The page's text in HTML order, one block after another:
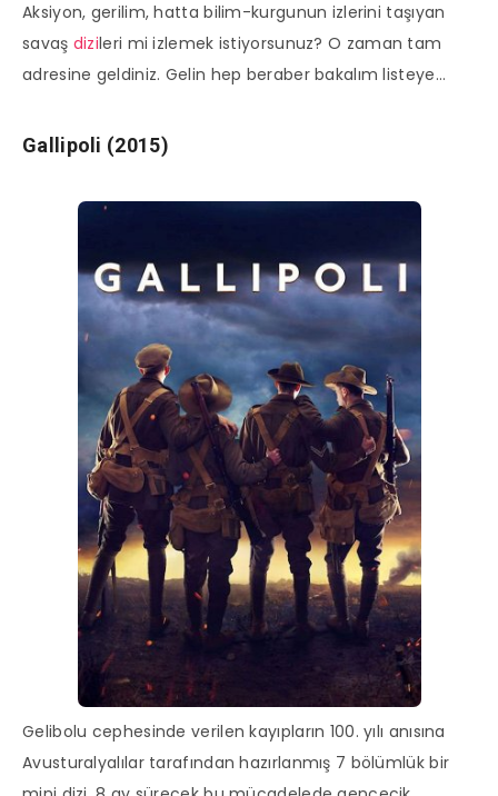
Aksiyon, gerilim, hatta bilim-kurgunun izlerini taşıyan
savaş dizileri mi izlemek istiyorsunuz? O zaman tam
adresine geldiniz. Gelin hep beraber bakalım listeye…
Gallipoli (2015)
Gelibolu cephesinde verilen kayıpların 100. yılı anısına
Avusturalyalılar tarafından hazırlanmış 7 bölümlük bir